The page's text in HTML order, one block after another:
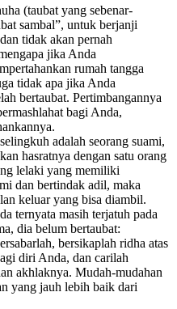
(taubat yang sebenar-
sambal”, untuk berjanji
tidak akan pernah
jika Anda
rumah tangga
tidak apa jika Anda
bertaubat. Pertimbangannya
bagi Anda,
adalah seorang suami,
hasratnya dengan satu orang
lelaki yang memiliki
dan bertindak adil, maka
keluar yang bisa diambil.
ternyata masih terjatuh pada
dia belum bertaubat:
bersikaplah ridha atas
diri Anda, dan carilah
akhlaknya. Mudah-mudahan
yang jauh lebih baik dari